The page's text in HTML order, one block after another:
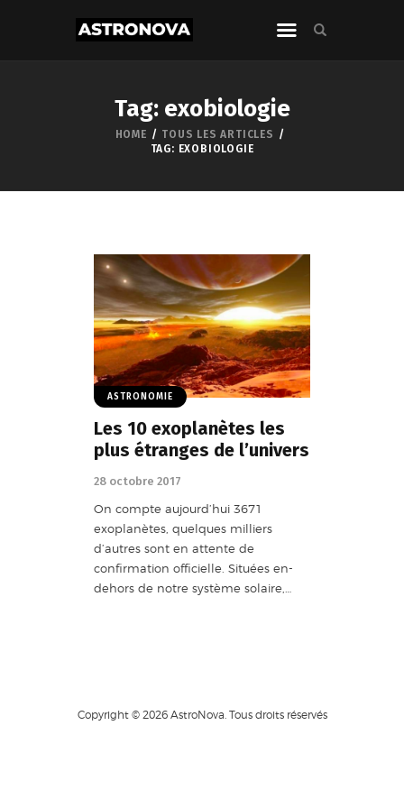
Tag: exobiologie
HOME
TOUS LES ARTICLES
TAG: EXOBIOLOGIE
ASTRONOMIE
Les 10 exoplanètes les
plus étranges de l’univers
28 octobre 2017
On compte aujourd’hui 3671
exoplanètes, quelques milliers
d’autres sont en attente de
confirmation officielle. Situées en-
dehors de notre système solaire,…
Copyright © 2026 AstroNova. Tous droits réservés